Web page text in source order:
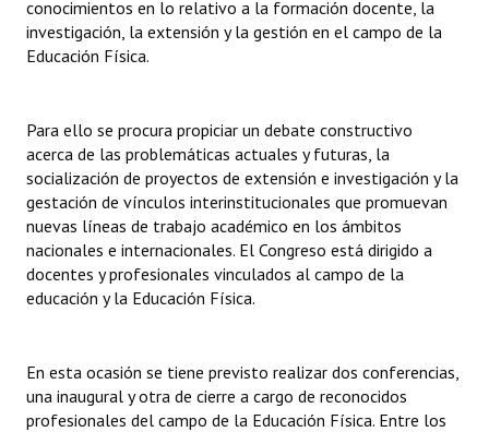
Antiguos Pobladores
Noticias Destacadas
Datos Históricos
Premio al Mérito - Registro
Audiencias Públicas - Registro
Mujeres que Dejaron Huellas - Registro
Ciudadano Ilustre - Registro
Banca del Vecino - Registro
conocimientos en lo relativo a la formación docente, la
investigación, la extensión y la gestión en el campo de la
Educación Física.
Para ello se procura propiciar un debate constructivo
acerca de las problemáticas actuales y futuras, la
socialización de proyectos de extensión e investigación y la
gestación de vínculos interinstitucionales que promuevan
nuevas líneas de trabajo académico en los ámbitos
nacionales e internacionales. El Congreso está dirigido a
docentes y profesionales vinculados al campo de la
educación y la Educación Física.
En esta ocasión se tiene previsto realizar dos conferencias,
una inaugural y otra de cierre a cargo de reconocidos
profesionales del campo de la Educación Física. Entre los